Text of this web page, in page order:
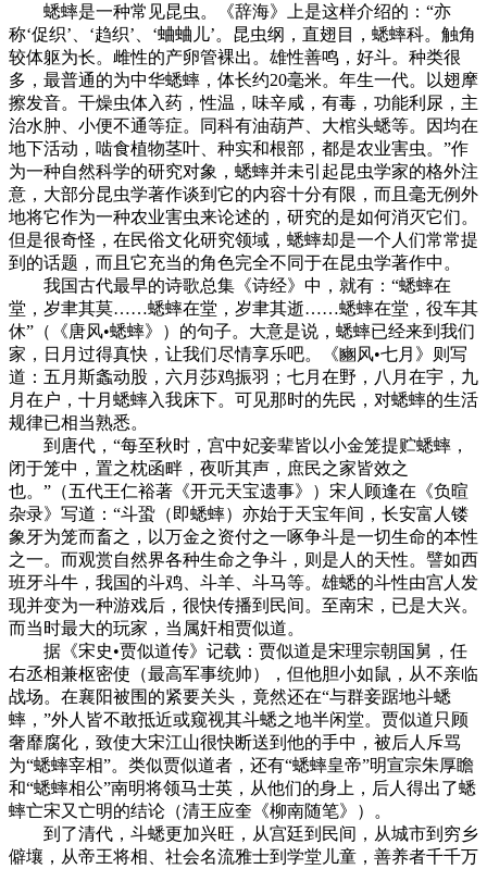
蟋蟀是一种常见昆虫。《辞海》上是这样介绍的：“亦
称‘促织’、‘趋织’、‘蛐蛐儿’。昆虫纲，直翅目，蟋蟀科。触角
较体躯为长。雌性的产卵管裸出。雄性善鸣，好斗。种类很
多，最普通的为中华蟋蟀，体长约20毫米。年生一代。以翅摩
擦发音。干燥虫体入药，性温，味辛咸，有毒，功能利尿，主
治水肿、小便不通等症。同科有油葫芦、大棺头蟋等。因均在
地下活动，啮食植物茎叶、种实和根部，都是农业害虫。”作
为一种自然科学的研究对象，蟋蟀并未引起昆虫学家的格外注
意，大部分昆虫学著作谈到它的内容十分有限，而且毫无例外
地将它作为一种农业害虫来论述的，研究的是如何消灭它们。
但是很奇怪，在民俗文化研究领域，蟋蟀却是一个人们常常提
到的话题，而且它充当的角色完全不同于在昆虫学著作中。
我国古代最早的诗歌总集《诗经》中，就有：“蟋蟀在
堂，岁聿其莫……蟋蟀在堂，岁聿其逝……蟋蟀在堂，役车其
休”（《唐风•蟋蟀》）的句子。大意是说，蟋蟀已经来到我们
家，日月过得真快，让我们尽情享乐吧。《豳风•七月》则写
道：五月斯螽动股，六月莎鸡振羽；七月在野，八月在宇，九
月在户，十月蟋蟀入我床下。可见那时的先民，对蟋蟀的生活
规律已相当熟悉。
到唐代，“每至秋时，宫中妃妾辈皆以小金笼提贮蟋蟀，
闭于笼中，置之枕函畔，夜听其声，庶民之家皆效之
也。”（五代王仁裕著《开元天宝遗事》）宋人顾逢在《负暄
杂录》写道：“斗蛩（即蟋蟀）亦始于天宝年间，长安富人镂
象牙为笼而畜之，以万金之资付之一啄争斗是一切生命的本性
之一。而观赏自然界各种生命之争斗，则是人的天性。譬如西
班牙斗牛，我国的斗鸡、斗羊、斗马等。雄蟋的斗性由宫人发
现并变为一种游戏后，很快传播到民间。至南宋，已是大兴。
而当时最大的玩家，当属奸相贾似道。
据《宋史•贾似道传》记载：贾似道是宋理宗朝国舅，任
右丞相兼枢密使（最高军事统帅），但他胆小如鼠，从不亲临
战场。在襄阳被围的紧要关头，竟然还在“与群妾踞地斗蟋
蟀，”外人皆不敢抵近或窥视其斗蟋之地半闲堂。贾似道只顾
奢靡腐化，致使大宋江山很快断送到他的手中，被后人斥骂
为“蟋蟀宰相”。类似贾似道者，还有“蟋蟀皇帝”明宣宗朱厚瞻
和“蟋蟀相公”南明将领马士英，从他们的身上，后人得出了蟋
蟀亡宋又亡明的结论（清王应奎《柳南随笔》）。
到了清代，斗蟋更加兴旺，从宫廷到民间，从城市到穷乡
僻壤，从帝王将相、社会名流雅士到学堂儿童，善养者千千万